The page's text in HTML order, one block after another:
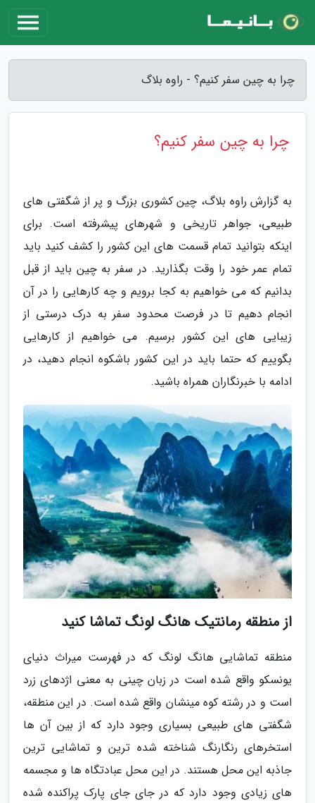
چرا به چین سفر کنیم؟ - راوه بلاگ
چرا به چین سفر کنیم؟
به گزارش راوه بلاگ، چین کشوری بزرگ و پر از شگفتی های
طبیعی، جواهر تاریخی و شهرهای پیشرفته است. برای
اینکه بتوانید تمام قسمت های این کشور را کشف کنید باید
تمام عمر خود را وقت بگذارید. در سفر به چین باید از قبل
بدانیم که می خواهیم به کجا برویم و چه کارهایی را در آن
انجام دهیم تا در فرصت محدود سفر به درک درستی از
زیبایی های این کشور برسیم. می خواهیم از کارهایی
بگوییم که حتما باید در این کشور باشکوه انجام دهید، در
ادامه با خبرنگاران همراه باشید.
از منطقه رمانتیک هانگ لونگ تماشا کنید
منطقه تماشایی هانگ لونگ که در فهرست میراث دنیای
یونسکو واقع شده است در زبان چینی به معنی اژدهای زرد
است و در رشته کوه مینشان واقع شده است. در این منطقه،
شگفتی های طبیعی بسیاری وجود دارد که از بین آن ها
استخرهای رنگارنگ شناخته شده ترین و تماشایی ترین
جاذبه این محل هستند. در این محل عبادتگاه ها و مجسمه
های زیادی وجود دارد که در جای جای پارک پراکنده شده